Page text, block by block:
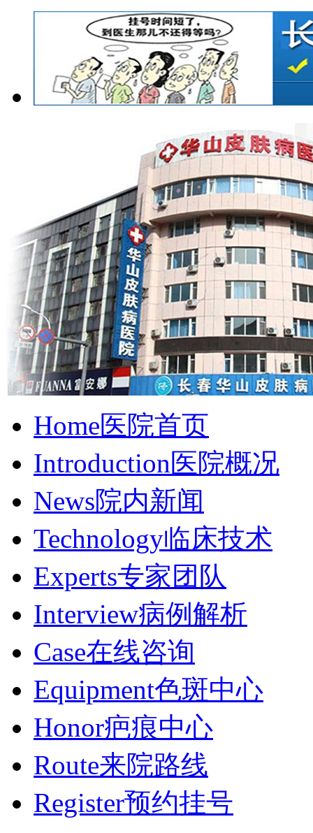
Home医院首页
Introduction医院概况
News院内新闻
Technology临床技术
Experts专家团队
Interview病例解析
Case在线咨询
Equipment色斑中心
Honor疤痕中心
Route来院路线
Register预约挂号